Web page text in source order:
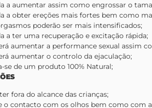
a aumentar assim como engrossar o
a obter ereções mais fortes bem como
poderão ser mais intensificados;
a ter uma recuperação e excitação rápida;
aumentar a performance sexual assim
aumentar o controlo da ejaculação;
se de um produto 100% Natural;
fora do alcance das crianças;
o contacto com os olhos bem como com